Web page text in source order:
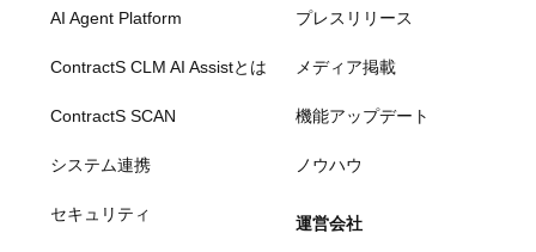
AI Agent Platform
ContractS CLM AI Assistとは
ContractS SCAN
システム連携
セキュリティ
プレスリリース
メディア掲載
機能アップデート
ノウハウ
運営会社